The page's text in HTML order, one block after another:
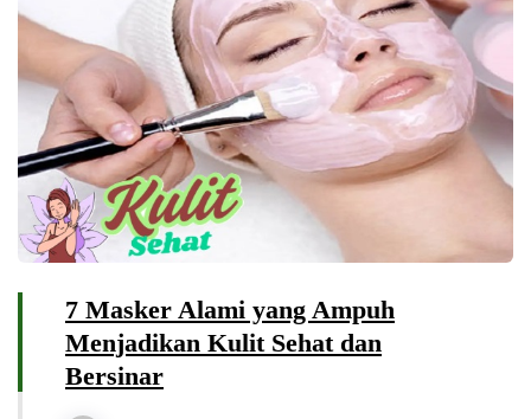
7 Masker Alami yang Ampuh
Menjadikan Kulit Sehat dan
Bersinar